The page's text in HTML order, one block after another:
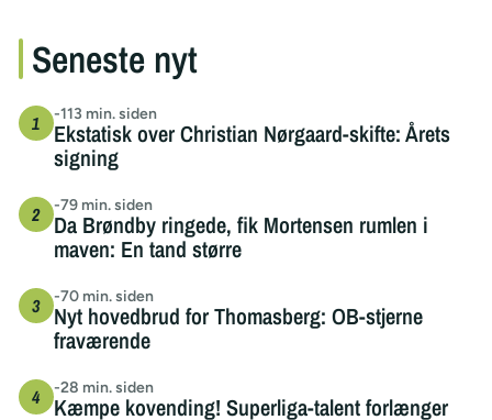
Seneste nyt
-113 min. siden
Ekstatisk over Christian Nørgaard-skifte: Årets
signing
-79 min. siden
Da Brøndby ringede, fik Mortensen rumlen i
maven: En tand større
-70 min. siden
Nyt hovedbrud for Thomasberg: OB-stjerne
fraværende
-28 min. siden
Kæmpe kovending! Superliga-talent forlænger